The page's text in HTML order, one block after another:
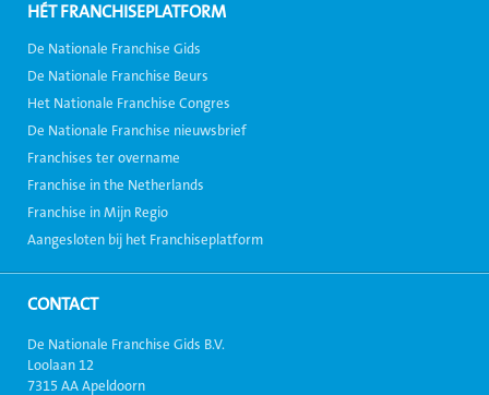
HÉT FRANCHISEPLATFORM
De Nationale Franchise Gids
De Nationale Franchise Beurs
Het Nationale Franchise Congres
De Nationale Franchise nieuwsbrief
Franchises ter overname
Franchise in the Netherlands
Franchise in Mijn Regio
Aangesloten bij het Franchiseplatform
CONTACT
De Nationale Franchise Gids B.V.
Loolaan 12
7315 AA Apeldoorn